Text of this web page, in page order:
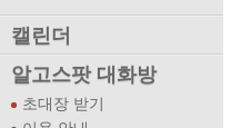
캘린더
알고스팟 대화방
초대장 받기